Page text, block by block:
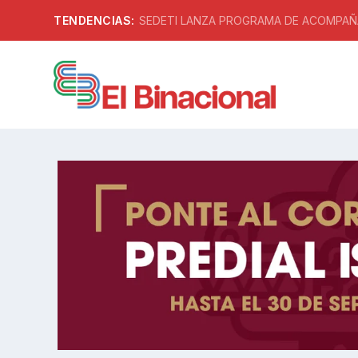
TENDENCIAS: SEDETI LANZA PROGRAMA DE